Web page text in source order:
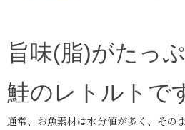
旨味(脂)がたっ
鮭のレトルトで
通常、お魚素材は水分値が多く、その